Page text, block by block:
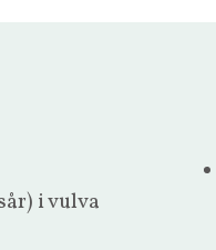
i vulva